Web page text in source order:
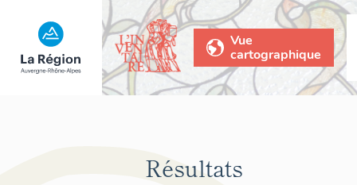
Vue
cartographique
Résultats